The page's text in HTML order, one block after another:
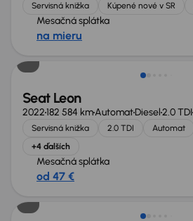
Servisná knižka Kúpené nové v SR
Mesačná splátka
na mieru
Seat Leon
2022182 584 kmAutomatDiesel2.0 TDI
Servisná knižka 2.0 TDI Automat
+4 ďalších
Mesačná splátka
od 47 €
Nové v ponuke